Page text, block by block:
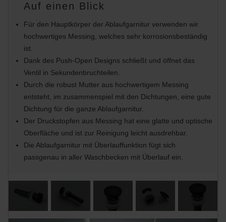
Auf einen Blick
Für den Hauptkörper der Ablaufgarnitur verwenden wir
hochwertiges Messing, welches sehr korrosionsbeständig
ist.
Dank des Push-Open Designs schließt und öffnet das
Ventil in Sekundenbruchteilen.
Durch die robust Mutter aus hochwertigem Messing
entsteht, im zusammenspiel mit den Dichtungen, eine gute
Dichtung für die ganze Ablaufgarnitur.
Der Druckstopfen aus Messing hat eine glatte und optische
Oberfläche und ist zur Reinigung leicht ausdrehbar.
Die Ablaufgarnitur mit Überlauffunktion fügt sich
passgenau in aller Waschbecken mit Überlauf ein.